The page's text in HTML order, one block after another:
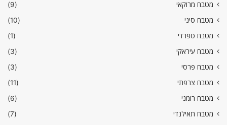
מטבח מרוקאי
(9)
מטבח סיני
(10)
מטבח ספרדי
(1)
מטבח עיראקי
(3)
מטבח פרסי
(3)
מטבח צרפתי
(11)
מטבח רומני
(6)
מטבח תאילנדי
(7)